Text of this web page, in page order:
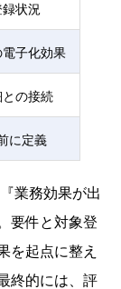
状況
子化効果
の接続
に定義
業務効果が出
要件と対象登
を起点に整え
終的には、評